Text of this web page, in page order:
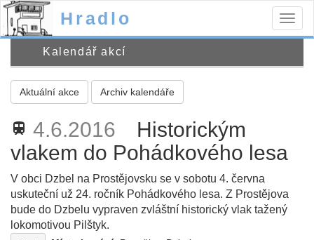
Hradlo
Kalendář akcí
Aktuální akce Archiv kalendáře
train 4.6.2016
Historickým
vlakem do Pohádkového lesa
V obci Dzbel na Prostějovsku se v sobotu 4. června
uskuteční už 24. ročník Pohádkového lesa. Z Prostějova
bude do Dzbelu vypraven zvláštní historický vlak tažený
lokomotivou Pilštyk.